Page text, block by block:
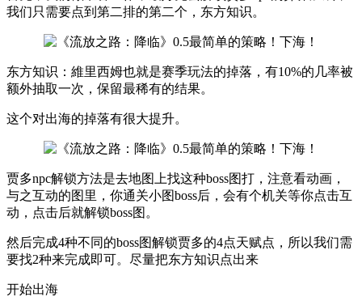
我们只需要点到第二排的第二个，东方知识。
东方知识：維里西姆也就是赛季玩法的掉落，有10%的几率被
额外抽取一次，保留最稀有的结果。
这个对出海的掉落有很大提升。
贾多npc解锁方法是去地图上找这种boss图打，注意看动画，
与之互动的图里，你通关小图boss后，会有个机关等你点击互
动，点击后就解锁boss图。
然后完成4种不同的boss图解锁贾多的4点天赋点，所以我们需
要找2种来完成即可。尽量把东方知识点出来
开始出海